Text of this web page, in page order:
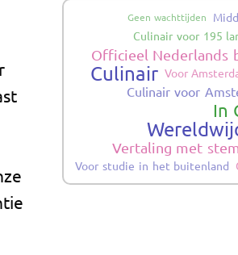
Geen wachttijden
Culinair voor 195
Officieel Nederlands
Culinair Voor
Culinair voor
In
Vertaling met
Voor studie in het buitenland